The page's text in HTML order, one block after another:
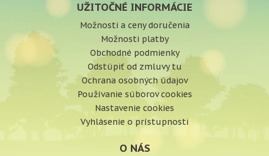
UŽITOČNÉ INFORMÁCIE
Možnosti a ceny doručenia
Možnosti platby
Obchodné podmienky
Odstúpiť od zmluvy tu
Ochrana osobných údajov
Používanie súborov cookies
Nastavenie cookies
Vyhlásenie o prístupnosti
O NÁS